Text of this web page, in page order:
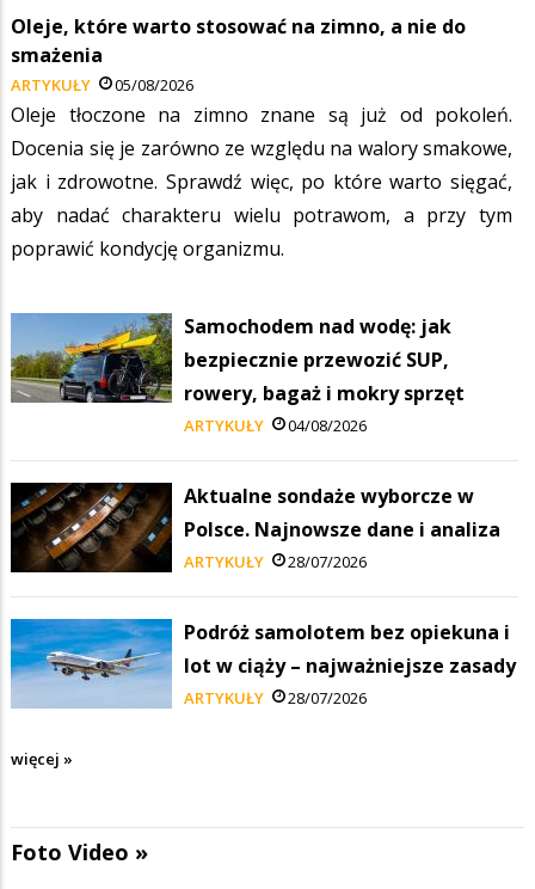
Oleje, które warto stosować na zimno, a nie do
smażenia
ARTYKUŁY 05/08/2026
Oleje tłoczone na zimno znane są już od pokoleń.
Docenia się je zarówno ze względu na walory smakowe,
jak i zdrowotne. Sprawdź więc, po które warto sięgać,
aby nadać charakteru wielu potrawom, a przy tym
poprawić kondycję organizmu.
Samochodem nad wodę: jak
bezpiecznie przewozić SUP,
rowery, bagaż i mokry sprzęt
ARTYKUŁY 04/08/2026
Aktualne sondaże wyborcze w
Polsce. Najnowsze dane i analiza
ARTYKUŁY 28/07/2026
Podróż samolotem bez opiekuna i
lot w ciąży – najważniejsze zasady
ARTYKUŁY 28/07/2026
więcej »
Foto Video »